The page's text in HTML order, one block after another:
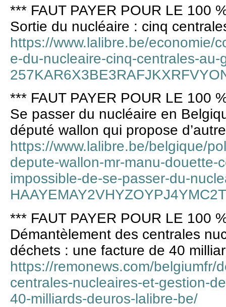
*** FAUT PAYER POUR LE 100
Sortie du nucléaire : cinq
https://www.lalibre.be/economie/
e-du-nucleaire-cinq-centrales-au-
*** FAUT PAYER POUR LE 100
Se passer du nucléaire en
député wallon qui propose
https://www.lalibre.be/belgique/
depute-wallon-mr-manu-douette-
impossible-de-se-passer-du-
*** FAUT PAYER POUR LE 100
Démantèlement des centrales
déchets : une facture de 40
https://remonews.com/belgiumfr/
centrales-nucleaires-et-gestion-
40-milliards-deuros-lalibre-be/